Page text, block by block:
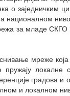
о заједничким
националном
за младе СКГО
мреже
локалне
градова и
и локалном